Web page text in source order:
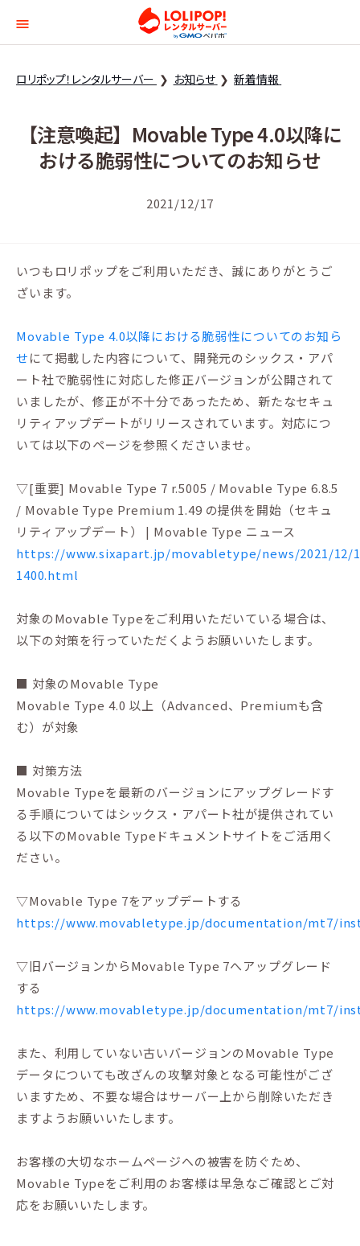
ロリポップ！レンタル
ロリポップ！レンタルサーバー お知らせ 新着情報
【注意喚起】Movable Type 4.0以降に
おける脆弱性についてのお知らせ
2021/12/17
いつもロリポップをご利用いただき、誠にありがとうご
ざいます。
Movable Type 4.0以降における脆弱性についてのお知ら
せにて掲載した内容について、開発元のシックス・アパ
ート社で脆弱性に対応した修正バージョンが公開されて
いましたが、修正が不十分であったため、新たなセキュ
リティアップデートがリリースされています。対応につ
いては以下のページを参照くださいませ。
▽[重要] Movable Type 7 r.5005 / Movable Type 6.8.5
/ Movable Type Premium 1.49 の提供を開始（セキュ
リティアップデート） | Movable Type ニュース
https://www.sixapart.jp/movabletype/news/2021/12/
1400.html
対象のMovable Typeをご利用いただいている場合は、
以下の対策を行っていただくようお願いいたします。
■ 対象のMovable Type
Movable Type 4.0 以上（Advanced、Premiumも含
む）が対象
■ 対策方法
Movable Typeを最新のバージョンにアップグレードす
る手順についてはシックス・アパート社が提供されてい
る以下のMovable Typeドキュメントサイトをご活用く
ださい。
▽Movable Type 7をアップデートする
https://www.movabletype.jp/documentation/mt7/
▽旧バージョンからMovable Type 7へアップグレード
する
https://www.movabletype.jp/documentation/mt7/
また、利用していない古いバージョンのMovable Type
データについても改ざんの攻撃対象となる可能性がござ
いますため、不要な場合はサーバー上から削除いただき
ますようお願いいたします。
お客様の大切なホームページへの被害を防ぐため、
Movable Typeをご利用のお客様は早急なご確認とご対
応をお願いいたします。